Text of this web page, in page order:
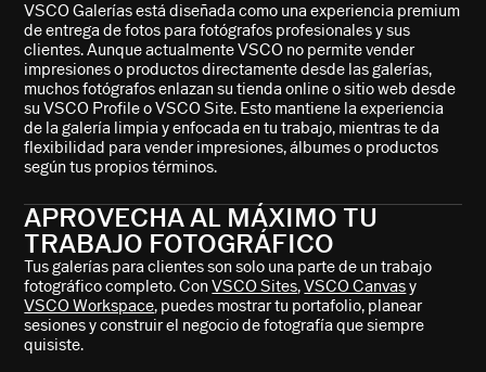
VSCO Galerías está diseñada como una experiencia premium
de entrega de fotos para fotógrafos profesionales y sus
clientes. Aunque actualmente VSCO no permite vender
impresiones o productos directamente desde las galerías,
muchos fotógrafos enlazan su tienda online o sitio web desde
su VSCO Profile o VSCO Site. Esto mantiene la experiencia
de la galería limpia y enfocada en tu trabajo, mientras te da
flexibilidad para vender impresiones, álbumes o productos
según tus propios términos.
APROVECHA AL MÁXIMO TU
TRABAJO FOTOGRÁFICO
Tus galerías para clientes son solo una parte de un trabajo
fotográfico completo. ConVSCO Sites,VSCO Canvasy
VSCO Workspace, puedes mostrar tu portafolio, planear
sesiones y construir el negocio de fotografía que siempre
quisiste.